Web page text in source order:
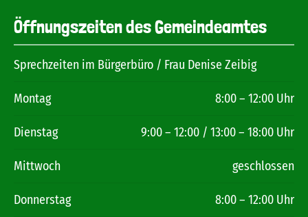
Öffnungszeiten des Gemeindeamtes
Sprechzeiten im Bürgerbüro / Frau Denise Zeibig
Montag 8:00 – 12:00 Uhr
Dienstag 9:00 – 12:00 / 13:00 – 18:00 Uhr
Mittwoch geschlossen
Donnerstag 8:00 – 12:00 Uhr